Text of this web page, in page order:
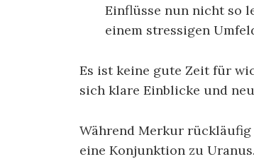
Einflüsse nun nicht so
einem stressigen
Es ist keine gute Zeit für
sich klare Einblicke und
Während Merkur rückläufig
eine Konjunktion zu